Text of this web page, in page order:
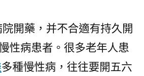
院開藥，并不合適有持久開
性病患者。很多老年人患
多種慢性病，往往要開五六